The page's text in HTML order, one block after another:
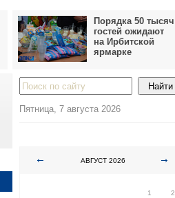
Порядка 50 тысяч
гостей ожидают
на Ирбитской
ярмарке
Пятница, 7 августа 2026
АВГУСТ 2026
1
2